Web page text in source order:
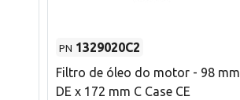
PN 1329020C2
Filtro de óleo do motor - 98 mm
DE x 172 mm C Case CE